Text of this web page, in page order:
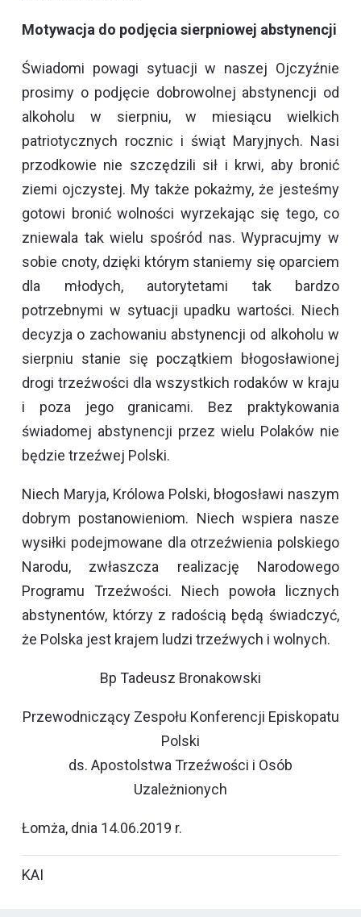
Motywacja do podjęcia sierpniowej abstynencji
Świadomi powagi sytuacji w naszej Ojczyźnie
prosimy o podjęcie dobrowolnej abstynencji od
alkoholu w sierpniu, w miesiącu wielkich
patriotycznych rocznic i świąt Maryjnych. Nasi
przodkowie nie szczędzili sił i krwi, aby bronić
ziemi ojczystej. My także pokażmy, że jesteśmy
gotowi bronić wolności wyrzekając się tego, co
zniewala tak wielu spośród nas. Wypracujmy w
sobie cnoty, dzięki którym staniemy się oparciem
dla młodych, autorytetami tak bardzo
potrzebnymi w sytuacji upadku wartości. Niech
decyzja o zachowaniu abstynencji od alkoholu w
sierpniu stanie się początkiem błogosławionej
drogi trzeźwości dla wszystkich rodaków w kraju
i poza jego granicami. Bez praktykowania
świadomej abstynencji przez wielu Polaków nie
będzie trzeźwej Polski.
Niech Maryja, Królowa Polski, błogosławi naszym
dobrym postanowieniom. Niech wspiera nasze
wysiłki podejmowane dla otrzeźwienia polskiego
Narodu, zwłaszcza realizację Narodowego
Programu Trzeźwości. Niech powoła licznych
abstynentów, którzy z radością będą świadczyć,
że Polska jest krajem ludzi trzeźwych i wolnych.
Bp Tadeusz Bronakowski
Przewodniczący Zespołu Konferencji Episkopatu
Polski
ds. Apostolstwa Trzeźwości i Osób
Uzależnionych
Łomża, dnia 14.06.2019 r.
KAI